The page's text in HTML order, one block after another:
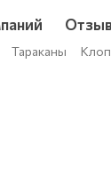
Тараканы